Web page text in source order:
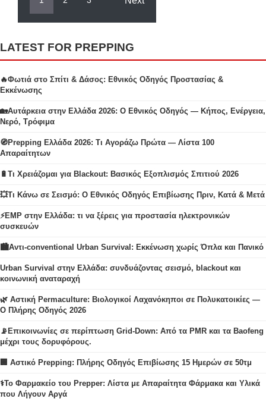
LATEST FOR PREPPING
🔥Φωτιά στο Σπίτι & Δάσος: Εθνικός Οδηγός Προστασίας &
Εκκένωσης
🏡Αυτάρκεια στην Ελλάδα 2026: Ο Εθνικός Οδηγός — Κήπος, Ενέργεια,
Νερό, Τρόφιμα
🧭Prepping Ελλάδα 2026: Τι Αγοράζω Πρώτα — Λίστα 100
Απαραίτητων
🔋Τι Χρειάζομαι για Blackout: Βασικός Εξοπλισμός Σπιτιού 2026
💥Τι Κάνω σε Σεισμό: Ο Εθνικός Οδηγός Επιβίωσης Πριν, Κατά & Μετά
⚡EMP στην Ελλάδα: τι να ξέρεις για προστασία ηλεκτρονικών
συσκευών
🏙️Αντι-conventional Urban Survival: Εκκένωση χωρίς Όπλα και Πανικό
Urban Survival στην Ελλάδα: συνδυάζοντας σεισμό, blackout και
κοινωνική αναταραχή
🌿 Αστική Permaculture: Βιολογικοί Λαχανόκηποι σε Πολυκατοικίες —
Ο Πλήρης Οδηγός 2026
📡Επικοινωνίες σε περίπτωση Grid-Down: Από τα PMR και τα Baofeng
μέχρι τους δορυφόρους.
🏢 Αστικό Prepping: Πλήρης Οδηγός Επιβίωσης 15 Ημερών σε 50τμ
⚕️Το Φαρμακείο του Prepper: Λίστα με Απαραίτητα Φάρμακα και Υλικά
που Λήγουν Αργά